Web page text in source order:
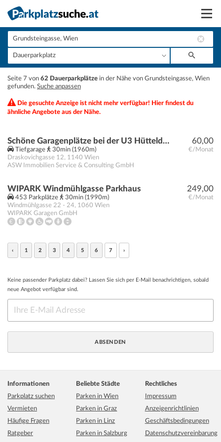
Suchen
Vermieten
Anmelden
Seite 7 von 62 Dauerparkplätze in der Nähe von Grundsteingasse, Wien
gefunden. Suche anpassen
Die gesuchte Anzeige ist nicht mehr verfügbar! Hier findest du
ähnliche Angebote aus der Nähe.
60,00
€/Monat
Schöne Garagenplätze bei der U3 Hütteldorfer Straße
Tiefgarage
30min (1960m)
Draskovichgasse 12, 1140 Wien
ASW Immobilien Service & Consulting GmbH
249,00
€/Monat
WIPARK Windmühlgasse Parkhaus
453 Parkplätze
30min (1990m)
Windmühlgasse 22 - 24, 1060 Wien
WIPARK Garagen GmbH
‹ 1 2 3 4 5 6 7 ›
Keine passender Parkplatz dabei? Lassen Sie sich per E-Mail benachrichtigen, sobald
neue Angebot verfügbar sind.
Informationen
Parkplatz suchen
Vermieten
Häufige Fragen
Ratgeber
Beliebte Städte
Parken in Wien
Parken in Graz
Parken in Linz
Parken in Salzburg
Rechtliches
Impressum
Anzeigenrichtlinien
Geschäftsbedingungen
Datenschutzvereinbarung
+
−